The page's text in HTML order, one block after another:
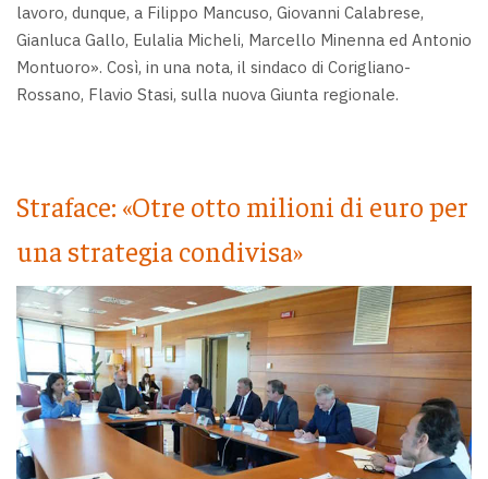
lavoro, dunque, a Filippo Mancuso, Giovanni Calabrese,
Gianluca Gallo, Eulalia Micheli, Marcello Minenna ed Antonio
Montuoro». Così, in una nota, il sindaco di Corigliano-
Rossano, Flavio Stasi, sulla nuova Giunta regionale.
Straface: «Otre otto milioni di euro per
una strategia condivisa»